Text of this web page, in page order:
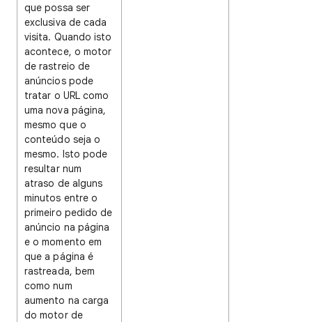
que possa ser
exclusiva de cada
visita. Quando isto
acontece, o motor
de rastreio de
anúncios pode
tratar o URL como
uma nova página,
mesmo que o
conteúdo seja o
mesmo. Isto pode
resultar num
atraso de alguns
minutos entre o
primeiro pedido de
anúncio na página
e o momento em
que a página é
rastreada, bem
como num
aumento na carga
do motor de